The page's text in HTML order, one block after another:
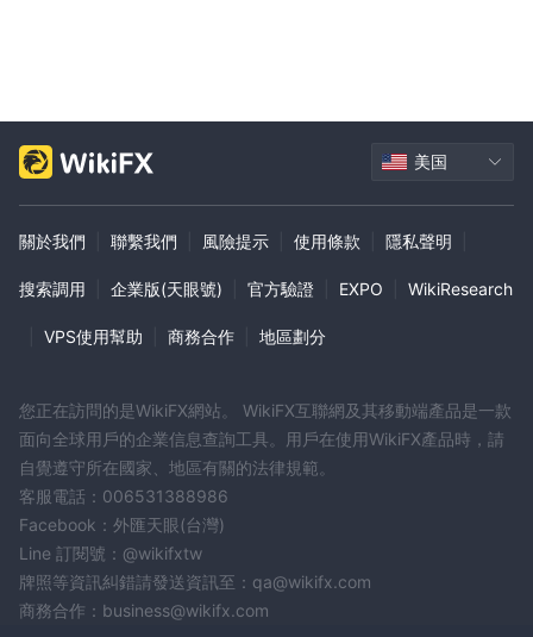
美国
關於我們 聯繫我們 風險提示 使用條款 隱私聲明
搜索調用 企業版(天眼號) 官方驗證 EXPO WikiResearch
VPS使用幫助 商務合作 地區劃分
您正在訪問的是WikiFX網站。 WikiFX互聯網及其移動端產品是一款
面向全球用戶的企業信息查詢工具。用戶在使用WikiFX產品時，請
自覺遵守所在國家、地區有關的法律規範。
客服電話：006531388986
Facebook：外匯天眼(台灣)
Line 訂閱號：@wikifxtw
牌照等資訊糾錯請發送資訊至：qa@wikifx.com
商務合作：business@wikifx.com